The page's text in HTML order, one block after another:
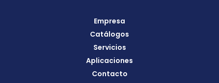
Empresa
Catálogos
Servicios
Aplicaciones
Contacto